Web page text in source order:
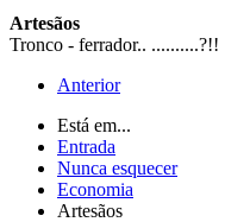
Artesãos
Tronco - ferrador.. ..........?!!
Anterior
Está em...
Entrada
Nunca esquecer
Economia
Artesãos